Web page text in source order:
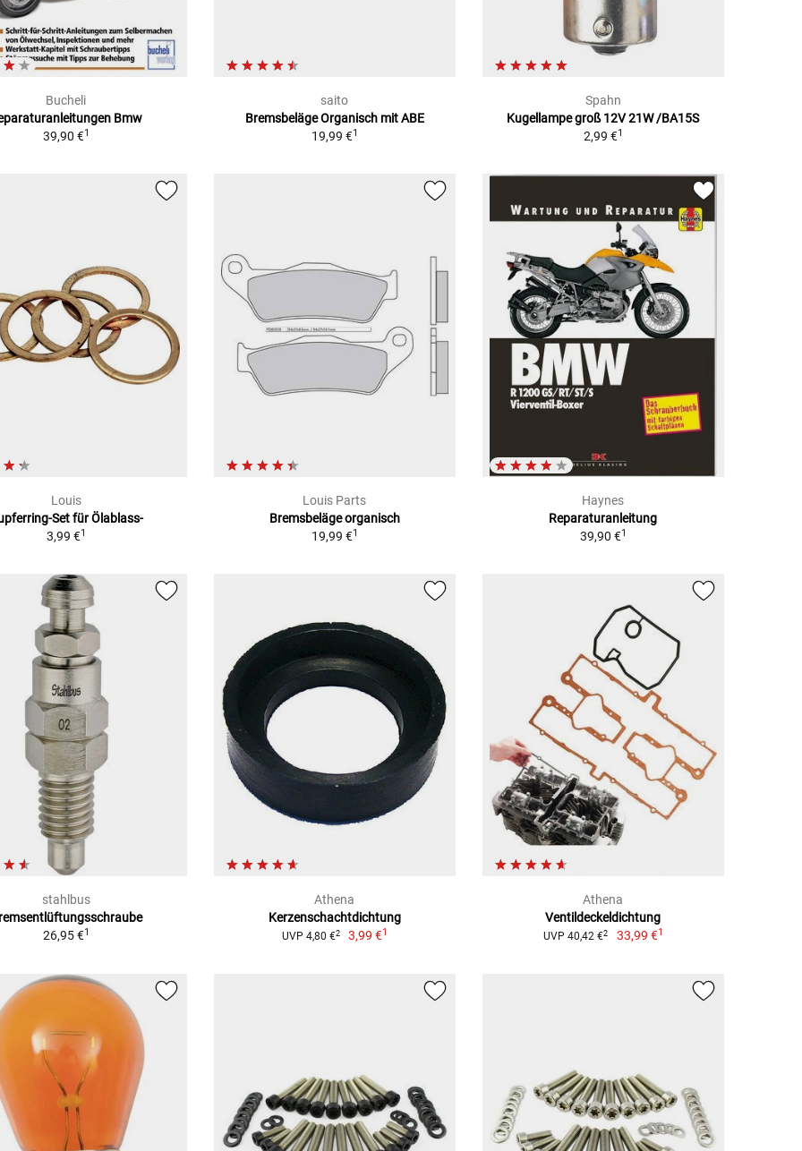
Bucheli
Bmw
39,90 €1
saito
Bremsbeläge Organisch mit ABE
19,99 €1
Spahn
Kugellampe groß 12V 21W /BA15S
2,99 €1
Louis
Set für Ölablass-
3,99 €1
Louis Parts
Bremsbeläge organisch
19,99 €1
Haynes
Reparaturanleitung
39,90 €1
stahlbus
26,95 €1
Athena
Kerzenschachtdichtung
UVP 4,80 €2 3,99 €1
Athena
Ventildeckeldichtung
UVP 40,42 €2 33,99 €1